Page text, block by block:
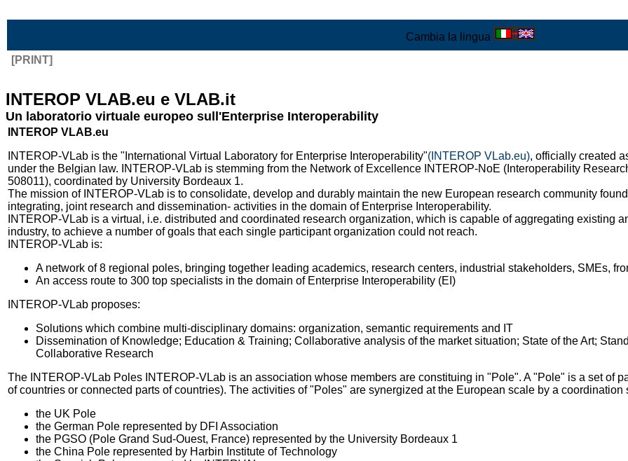
Cambia la lingua
[PRINT]
INTEROP VLAB.eu e VLAB.it
Un laboratorio virtuale europeo sull'Enterprise Interoperability
INTEROP VLAB.eu
INTEROP-VLab is the "International Virtual Laboratory for Enterprise Interoperability"(INTEROP VLab.eu), officially created
under the Belgian law. INTEROP-VLab is stemming from the Network of Excellence INTEROP-NoE (Interoperability
508011), coordinated by University Bordeaux 1.
The mission of INTEROP-VLab is to consolidate, develop and durably maintain the new European research community
integrating, joint research and dissemination- activities in the domain of Enterprise Interoperability.
INTEROP-VLab is a virtual, i.e. distributed and coordinated research organization, which is capable of aggregating existing
industry, to achieve a number of goals that each single participant organization could not reach.
INTEROP-VLab is:
A network of 8 regional poles, bringing together leading academics, research centers, industrial stakeholders, SMEs,
An access route to 300 top specialists in the domain of Enterprise Interoperability (EI)
INTEROP-VLab proposes:
Solutions which combine multi-disciplinary domains: organization, semantic requirements and IT
Dissemination of Knowledge; Education & Training; Collaborative analysis of the market situation; State of the Art;
Collaborative Research
The INTEROP-VLab Poles INTEROP-VLab is an association whose members are constituing in "Pole". A "Pole" is a set of
of countries or connected parts of countries). The activities of "Poles" are synergized at the European scale by a
the UK Pole
the German Pole represented by DFI Association
the PGSO (Pole Grand Sud-Ouest, France) represented by the University Bordeaux 1
the China Pole represented by Harbin Institute of Technology